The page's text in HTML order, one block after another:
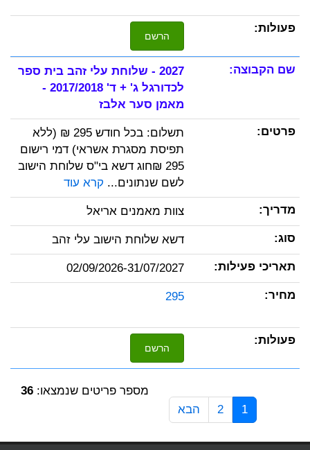
הרשם
2027 - שלוחת עלי זהב בית ספר
לכדורגל ג' + ד' 2017/2018 -
מאמן סער אלבז
תשלום: בכל חודש 295 ₪ (ללא
תפיסת מסגרת אשראי) דמי רישום
295 ₪חוג דשא בי"ס שלוחת הישוב
לשם שנתונים... קרא עוד
צוות מאמנים אריאל
דשא שלוחת הישוב עלי זהב
02/09/2026-31/07/2027
295
הרשם
מספר פריטים שנמצאו: 36
1
2 הבא